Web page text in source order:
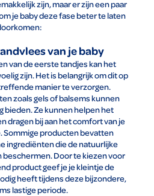
zijn, maar er zijn een paar
je baby deze fase beter te laten
van je baby
van de eerste tandjes kan het
zijn. Het is belangrijk om dit op
manier te verzorgen.
zoals gels of balsems kunnen
bieden. Ze kunnen helpen het
dragen bij aan het comfort van je
Sommige producten bevatten
ingrediënten die de natuurlijke
Door te kiezen voor
product geef je je kleintje de
heeft tijdens deze bijzondere,
lastige periode.